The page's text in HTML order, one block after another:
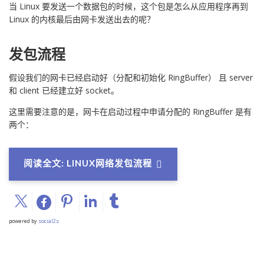
当 Linux 要发送一个数据包的时候，这个包是怎么从应用程序再到
Linux 的内核最后由网卡发送出去的呢？
发包流程
假设我们的网卡已经启动好（分配和初始化 RingBuffer） 且 server
和 client 已经建立好 socket。
这里需要注意的是，网卡在启动过程中申请分配的 RingBuffer 是有
两个：
阅读全文: LINUX网络发包流程
powered by social2s